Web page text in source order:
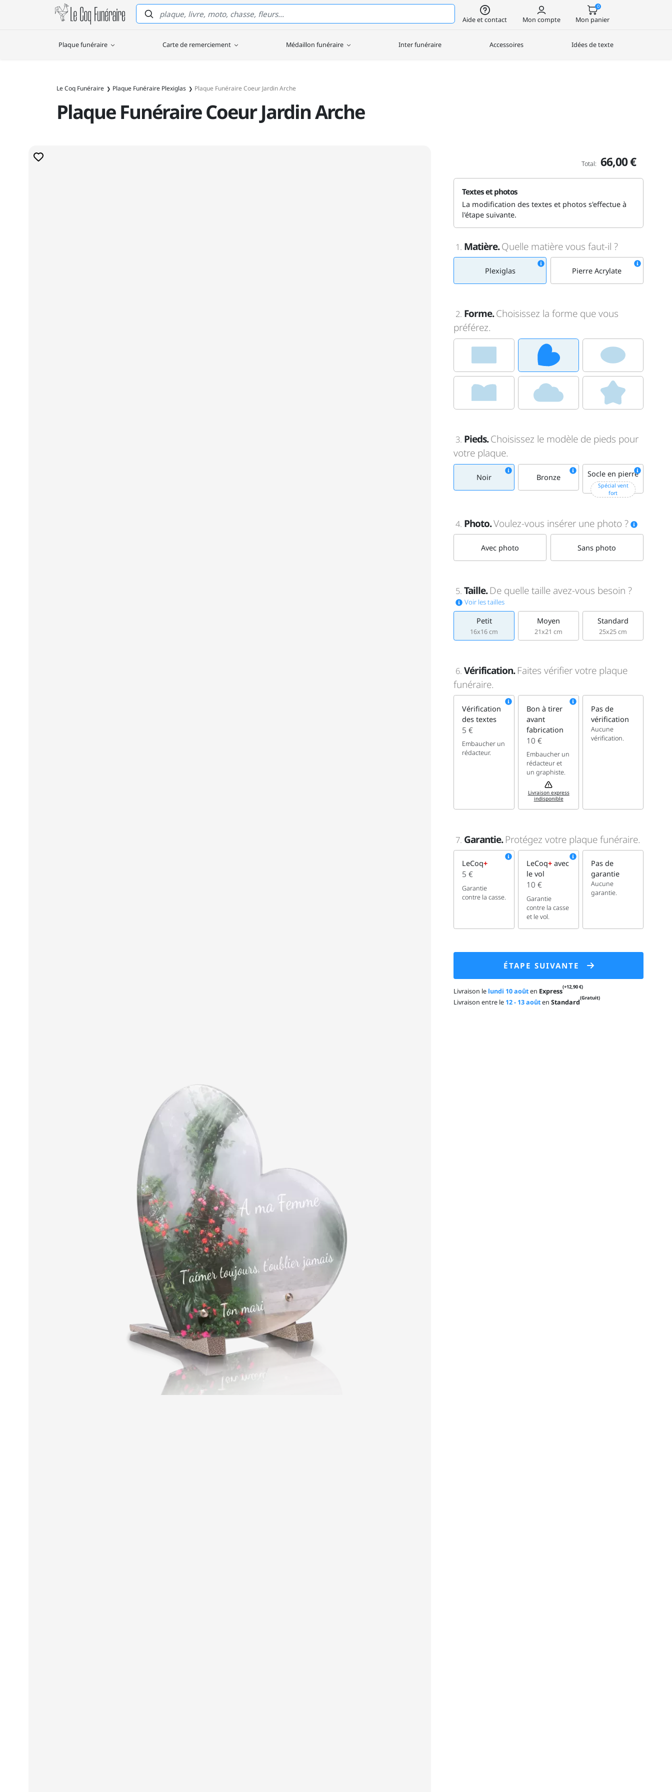
Le Coq Funéraire
Aide et contact Mon compte
0
Mon panier
Plaque funéraire Carte de remerciement Médaillon funéraire Inter funéraire Accessoires Idées de texte
Le Coq Funéraire Plaque Funéraire Plexiglas Plaque Funéraire Coeur Jardin Arche
Plaque Funéraire Coeur Jardin Arche
Total: 66,00 €
Textes et photos
La modification des textes et photos s'effectue à
l'étape suivante.
1. Matière.Quelle matière vous faut-il ?
Plexiglas Pierre Acrylate
2. Forme.Choisissez la forme que vous
préférez.
3. Pieds.Choisissez le modèle de pieds pour
votre plaque.
Noir Bronze Socle en pierre
+15€
Spécial vent
fort
4. Photo.Voulez-vous insérer une photo ?
Avec photo Sans photo
5. Taille. De quelle taille avez-vous besoin ?
Voir les tailles
Petit
16x16 cm
Moyen
21x21 cm
Standard
25x25 cm
6. Vérification. Faites vérifier votre plaque
funéraire.
Vérification
des textes
5 €
Embaucher un
rédacteur.
Bon à tirer
avant
fabrication
10 €
Embaucher un
rédacteur et
un graphiste.
Livraison express
indisponible
Pas de
vérification
Aucune
vérification.
7. Garantie. Protégez votre plaque funéraire.
LeCoq+
5 €
Garantie
contre la casse.
LeCoq+avec
le vol
10 €
Garantie
contre la casse
et le vol.
Pas de
garantie
Aucune
garantie.
ÉTAPE SUIVANTE
Livraison le lundi 10 aoûten Express(+12,90 €)
Livraison entre le 12 - 13 aoûtenStandard(Gratuit)